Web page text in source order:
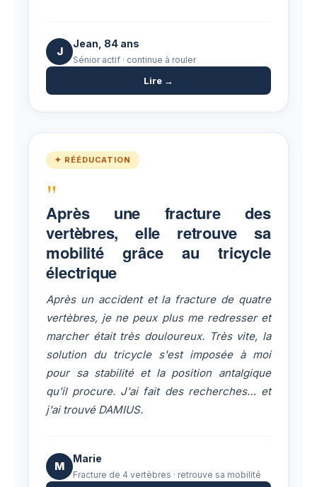
J
Jean, 84 ans
Sénior actif · continue à rouler
Lire →
✦ RÉÉDUCATION
"
Après une fracture des
vertèbres, elle retrouve sa
mobilité grâce au tricycle
électrique
Après un accident et la fracture de quatre
vertèbres, je ne peux plus me redresser et
marcher était très douloureux. Très vite, la
solution du tricycle s'est imposée à moi
pour sa stabilité et la position antalgique
qu'il procure. J'ai fait des recherches… et
j'ai trouvé DAMIUS.
M
Marie
Fracture de 4 vertèbres · retrouve sa mobilité